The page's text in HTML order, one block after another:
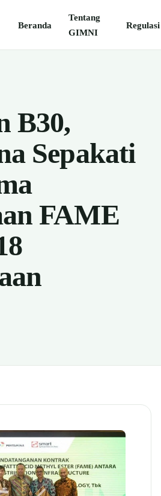
Beranda
Tentang
GIMNI
Regulasi
B30,
Sepakati
FAME